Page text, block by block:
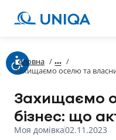
Головна /
/
Захищаємо оселю та
Захищаємо
бізнес: що
Моя домівка02.11.2023